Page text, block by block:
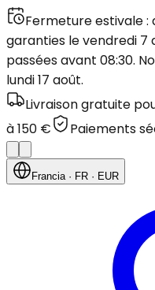
Fermeture estivale :
garanties le vendredi 7
passées avant 08:30.
lundi 17 août.
Livraison gratuite
à 150 €
Paiements
Francia· FR · EUR